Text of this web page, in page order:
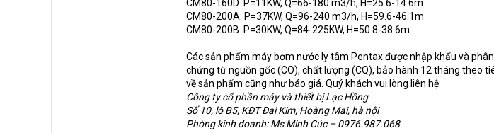
CM80-160D: P=11KW, Q=66-180 m3/h, H=25.6-14.6m
CM80-200A: P=37KW, Q=96-240 m3/h, H=59.6-46.1m
CM80-200B: P=30KW, Q=84-225KW, H=50.8-38.6m
Các sản phẩm máy bơm nước ly tâm Pentax được nhập khẩu và
chứng từ nguồn gốc (CO), chất lượng (CQ), bảo hành 12 tháng theo
về sản phẩm cũng như báo giá. Quý khách vui lòng liên hệ:
Công ty cổ phần máy và thiết bị Lạc Hồng
Số 10, lô B5, KĐT Đại Kim, Hoàng Mai, hà nội
Phòng kinh doanh: Ms Minh Cúc – 0976.987.068